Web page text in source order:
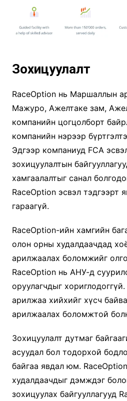
Зохицуулалт
RaceOption нь Маршаллын
Мажуро, Ажелтаке зам,
компанийн цогцолборт
компанийн нэрээр
Эдгээр компаниуд FCA
зохицуулалтын
хамгаалалтыг санал
RaceOption эсвэл тэдгээрт
гараагүй.
RaceOption-ийн хамгийн
олон орны худалдаачдад
арилжаалах боломжийг
RaceOption нь АНУ-д
оруулагчдыг
арилжаа хийхийг хүсч
арилжаалах боломжтой
Зохицуулалт дутмаг
асуудал бол тодорхой
байгаа явдал юм.
худалдаачдыг дэмждэг
зохицуулах байгууллагууд